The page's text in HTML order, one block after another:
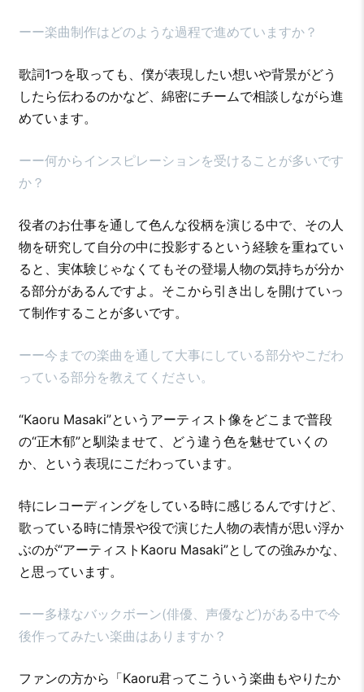
ーー楽曲制作はどのような過程で進めていますか？
歌詞1つを取っても、僕が表現したい想いや背景がどう
したら伝わるのかなど、綿密にチームで相談しながら進
めています。
ーー何からインスピレーションを受けることが多いです
か？
役者のお仕事を通して色んな役柄を演じる中で、その人
物を研究して自分の中に投影するという経験を重ねてい
ると、実体験じゃなくてもその登場人物の気持ちが分か
る部分があるんですよ。そこから引き出しを開けていっ
て制作することが多いです。
ーー今までの楽曲を通して大事にしている部分やこだわ
っている部分を教えてください。
“Kaoru Masaki”というアーティスト像をどこまで普段
の“正木郁”と馴染ませて、どう違う色を魅せていくの
か、という表現にこだわっています。
特にレコーディングをしている時に感じるんですけど、
歌っている時に情景や役で演じた人物の表情が思い浮か
ぶのが“アーティストKaoru Masaki”としての強みかな、
と思っています。
ーー多様なバックボーン(俳優、声優など)がある中で今
後作ってみたい楽曲はありますか？
ファンの方から「Kaoru君ってこういう楽曲もやりたか